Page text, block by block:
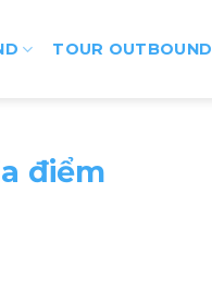
TOUR OUTBOUND
điểm